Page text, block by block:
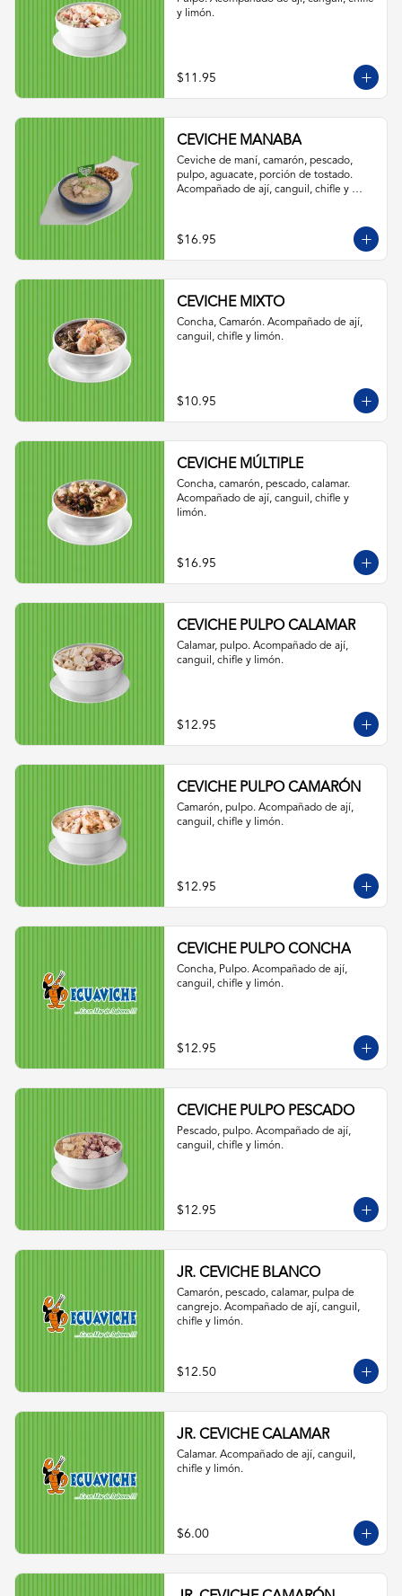
y limón.
$11.95
CEVICHE MANABA
Ceviche de maní, camarón, pescado,
pulpo, aguacate, porción de tostado.
Acompañado de ají, canguil, chifle y
$16.95
CEVICHE MIXTO
Concha, Camarón. Acompañado de ají,
canguil, chifle y limón.
$10.95
CEVICHE MÚLTIPLE
Concha, camarón, pescado, calamar.
Acompañado de ají, canguil, chifle y
limón.
$16.95
CEVICHE PULPO CALAMAR
Calamar, pulpo. Acompañado de ají,
canguil, chifle y limón.
$12.95
CEVICHE PULPO CAMARÓN
Camarón, pulpo. Acompañado de ají,
canguil, chifle y limón.
$12.95
CEVICHE PULPO CONCHA
Concha, Pulpo. Acompañado de ají,
canguil, chifle y limón.
$12.95
CEVICHE PULPO PESCADO
Pescado, pulpo. Acompañado de ají,
canguil, chifle y limón.
$12.95
JR. CEVICHE BLANCO
Camarón, pescado, calamar, pulpa de
cangrejo. Acompañado de ají, canguil,
chifle y limón.
$12.50
JR. CEVICHE CALAMAR
Calamar. Acompañado de ají, canguil,
chifle y limón.
$6.00